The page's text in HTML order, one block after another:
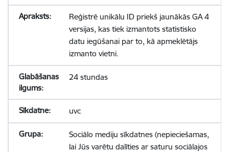
Reģistrē unikālu ID priekš jaunākās GA 4
versijas, kas tiek izmantots statistisko
datu iegūšanai par to, kā apmeklētājs
izmanto vietni.
24 stundas
uvc
Sociālo mediju sīkdatnes (nepieciešamas,
lai Jūs varētu dalīties ar saturu sociālajos